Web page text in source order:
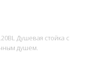
Душевая стойка с
душем.